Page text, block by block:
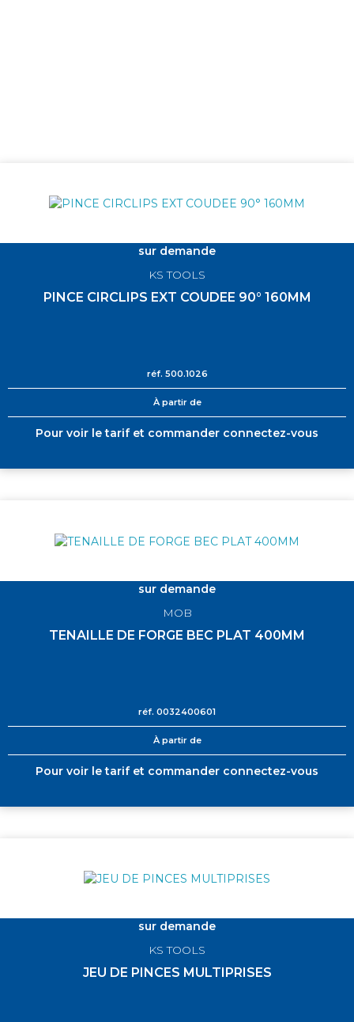
sur demande
KS TOOLS
PINCE CIRCLIPS EXT COUDEE 90° 160MM
réf. 500.1026
À partir de
Pour voir le tarif et commander connectez-vous
sur demande
MOB
TENAILLE DE FORGE BEC PLAT 400MM
réf. 0032400601
À partir de
Pour voir le tarif et commander connectez-vous
sur demande
KS TOOLS
JEU DE PINCES MULTIPRISES